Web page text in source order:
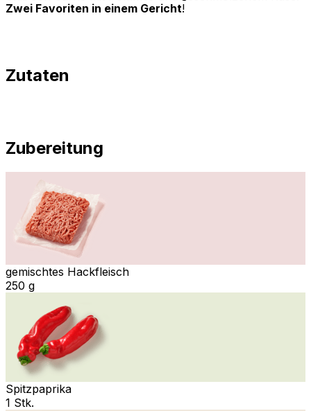
Zwei Favoriten in einem Gericht!
Zutaten
Zubereitung
gemischtes Hackfleisch
250 g
Spitzpaprika
1 Stk.